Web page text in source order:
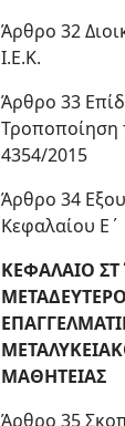
Άρθρο 32
Ι.Ε.Κ.
Άρθρο 33
Τροποποίηση
4354/2015
Άρθρο 34
Κεφαλαίου Ε΄
ΚΕΦΑΛΑΙΟ
ΜΑΘΗΤΕΙΑΣ
Άρθρο 35